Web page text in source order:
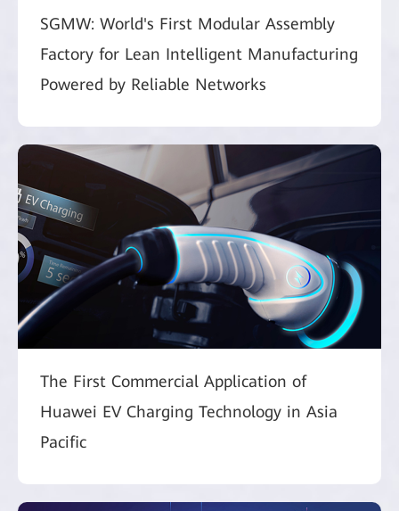
SGMW: World's First Modular Assembly
Factory for Lean Intelligent Manufacturing
Powered by Reliable Networks
The First Commercial Application of
Huawei EV Charging Technology in Asia
Pacific